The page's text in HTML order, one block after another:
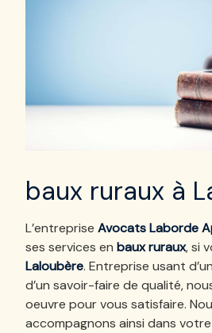
baux ruraux à
L’entreprise Avocats Laborde
ses services en baux ruraux, si
Laloubère. Entreprise usant
d’un savoir-faire de qualité,
oeuvre pour vous satisfaire.
accompagnons ainsi dans